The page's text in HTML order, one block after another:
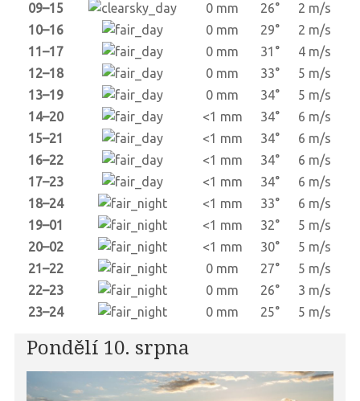
09–15
0 mm 26°
2 m/s
10–16
0 mm 29°
2 m/s
11–17
0 mm 31°
4 m/s
12–18
0 mm 33°
5 m/s
13–19
0 mm 34°
5 m/s
14–20
<1 mm 34°
6 m/s
15–21
<1 mm 34°
6 m/s
16–22
<1 mm 34°
6 m/s
17–23
<1 mm 34°
6 m/s
18–24
<1 mm 33°
6 m/s
19–01
<1 mm 32°
5 m/s
20–02
<1 mm 30°
5 m/s
21–22
0 mm 27°
5 m/s
22–23
0 mm 26°
3 m/s
23–24
0 mm 25° 5 m/s
Pondělí 10. srpna